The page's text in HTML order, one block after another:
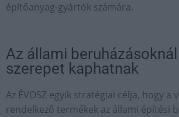
építőanyag-gyártók számára.
Az állami
szerepet kaphatnak
Az ÉVOSZ egyik stratégiai célja, hogy a
rendelkező termékek az állami építési